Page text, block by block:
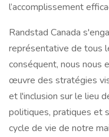
l’accomplissement
Randstad Canada
représentative de tous
conséquent, nous nous
œuvre des stratégies
et l'inclusion sur le lieu
politiques, pratiques et
cycle de vie de notre